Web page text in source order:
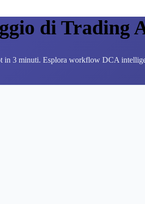
di Trading
in 3 minuti. Esplora workflow DCA